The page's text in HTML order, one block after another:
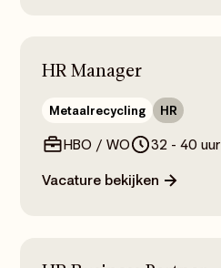
HR Manager
Metaalrecycling HR
HBO / WO 32 - 40 uur
Vacature bekijken